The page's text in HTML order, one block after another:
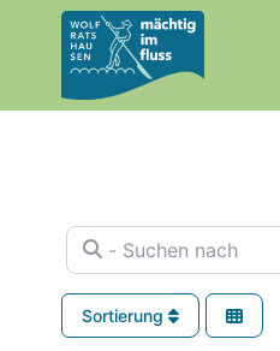
springen
- Suchen nach
Sortierung